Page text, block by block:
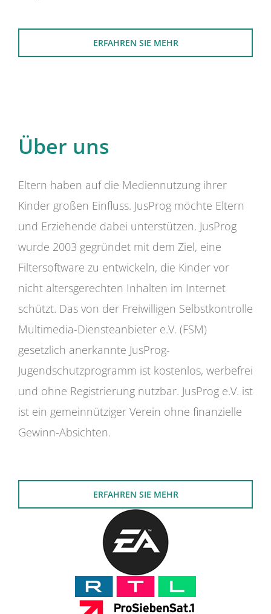
ERFAHREN SIE MEHR
Über uns
Eltern haben auf die Mediennutzung ihrer
Kinder großen Einfluss. JusProg möchte Eltern
und Erziehende dabei unterstützen. JusProg
wurde 2003 gegründet mit dem Ziel, eine
Filtersoftware zu entwickeln, die Kinder vor
nicht altersgerechten Inhalten im Internet
schützt. Das von der Freiwilligen Selbstkontrolle
Multimedia-Diensteanbieter e.V. (FSM)
gesetzlich anerkannte JusProg-
Jugendschutzprogramm ist kostenlos, werbefrei
und ohne Registrierung nutzbar. JusProg e.V. ist
ist ein gemeinnütziger Verein ohne finanzielle
Gewinn-Absichten.
ERFAHREN SIE MEHR